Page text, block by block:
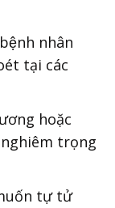
nhân
tại các
hoặc
trọng
tự tử